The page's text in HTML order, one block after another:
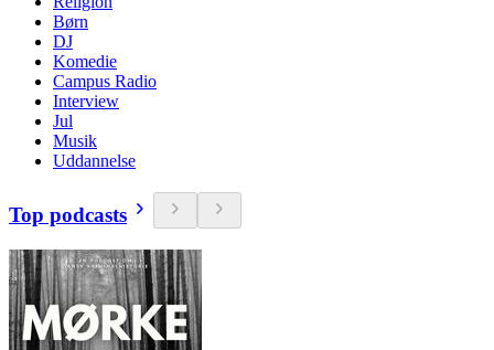
Børn
DJ
Komedie
Campus Radio
Interview
Jul
Musik
Uddannelse
Top podcasts